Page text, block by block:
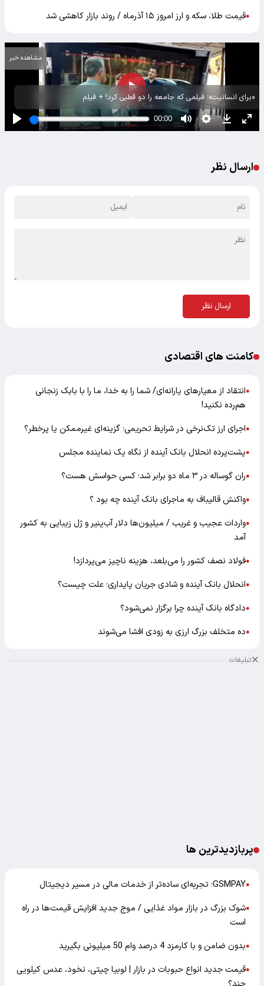
●قیمت طلا، سکه و ارز امروز ۱۵ آذرماه / روند بازار کاهشی شد
«برای انسانیت»؛ فیلمی که جامعه را دو قطبی کرد! + فیلم
مشاهده خبر
ارسال نظر
ارسال نظر
کامنت های اقتصادی
●انتقاد از معیارهای یارانه‌ای/ شما را به خدا، ما را با بابک زنجانی
هم‌رده نکنید!
●اجرای ارز تک‌نرخی در شرایط تحریمی؛ گزینه‌ای غیرممکن یا پرخطر؟
●پشت‌پرده انحلال بانک آینده از نگاه یک نماینده مجلس
●ران گوساله در ۳ ماه دو برابر شد؛ کسی حواسش هست؟
●واکنش قالیباف به ماجرای بانک آینده چه بود ؟
●واردات عجیب و غریب / میلیون‌ها دلار آب‌پنیر و ژل زیبایی به کشور
آمد
●فولاد نصف کشور را می‌بلعد، هزینه ناچیز می‌پردازد!
●انحلال بانک آینده و شادی جریان پایداری؛ علت چیست؟
●دادگاه بانک آینده چرا برگزار نمی‌شود؟
●ده متخلف بزرگ ارزی به زودی افشا می‌شوند
تبلیغات
پربازدیدترین ها
●GSMPAY؛ تجربه‌ای ساده‌تر از خدمات مالی در مسیر دیجیتال
●شوک بزرگ در بازار مواد غذایی / موج جدید افزایش قیمت‌ها در راه
است
●بدون ضامن و با کارمزد 4 درصد وام 50 میلیونی بگیرید
●قیمت جدید انواع حبوبات در بازار | لوبیا چیتی، نخود، عدس کیلویی